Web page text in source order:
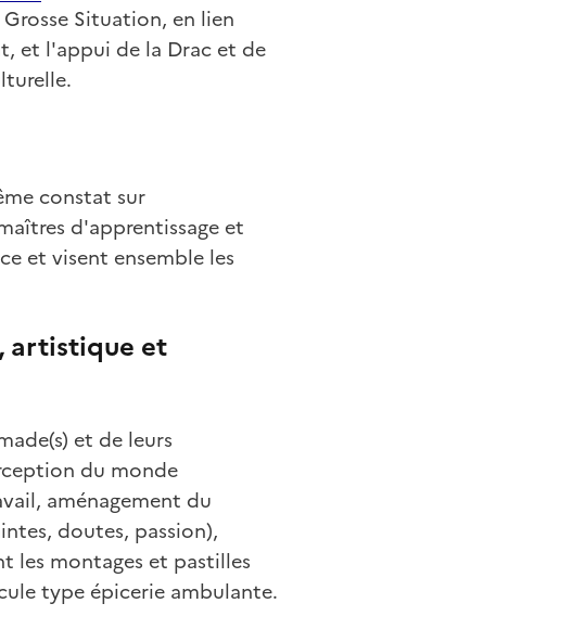
Situation, en lien
et l'appui de la Drac et de
constat sur
d'apprentissage et
et visent ensemble les
artistique et
et de leurs
du monde
aménagement du
doutes, passion),
les montages et pastilles
type épicerie ambulante.